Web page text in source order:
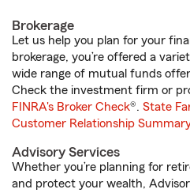
Brokerage
Let us help you plan for your
brokerage, you’re offered a
wide range of mutual funds
Check the investment firm or
FINRA's Broker Check®. State
Customer Relationship
Advisory Services
Whether you’re planning for
and protect your wealth,